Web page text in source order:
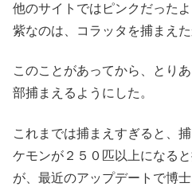
他のサイトではピンクだった
紫なのは、コラッタを捕まえ
このことがあってから、とり
部捕まえるようにした。
これまでは捕まえすぎると、
ケモンが２５０匹以上になると
が、最近のアップデートで博